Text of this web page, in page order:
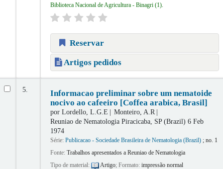
Biblioteca Nacional de Agricultura - Binagri(1).
Reservar
Artigos pedidos
5.
Informacao preliminar sobre um nematoide
nocivo ao cafeeiro [Coffea arabica, Brasil]
por Lordello, L.G.E
Monteiro, A.R
Reuniao de NematologiaPiracicaba, SP (Brazil) 6 Feb
1974
Série: Publicacao - Sociedade Brasileira de Nematologia (Brazil); no. 1
Fonte: Trabalhos apresentados a Reuniao de Nematologia
Tipo de material:
Artigo; Formato: impressão normal